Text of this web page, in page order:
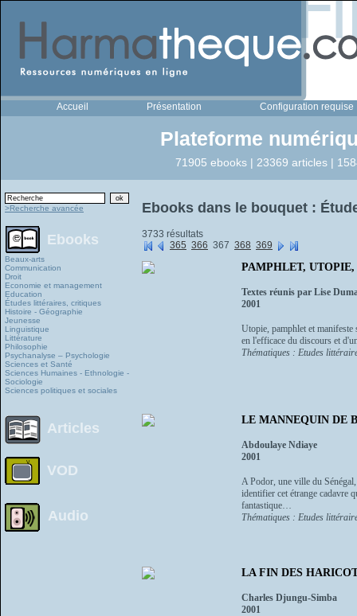
Accueil Présentation Configuration requise
Plateforme
71905 ebooks | 23369 articles |
>Recherche avancée
Ebooks
Beaux-arts
Communication
Droit
Economie et management
Education
Études littéraires, critiques
Histoire - Géographie
Jeunesse
Linguistique
Littérature
Philosophie
Psychanalyse – Psychologie
Sciences et Santé
Sciences Humaines - Ethnologie -
Sociologie
Sciences politiques et sociales
Articles
VOD
Audio
Ebooks dans le bouquet :
3733 résultats
365 366 367 368 369
PAMPHLET,
Textes réunis par Lise
2001
Utopie, pamphlet et manifeste
en l'efficace du discours et
Thématiques : Etudes
LE MANNEQUIN DE
Abdoulaye Ndiaye
2001
A Podor, une ville du
identifier cet étrange cadavre
fantastique…
Thématiques : Etudes
LA FIN DES
Charles Djungu-Simba
2001